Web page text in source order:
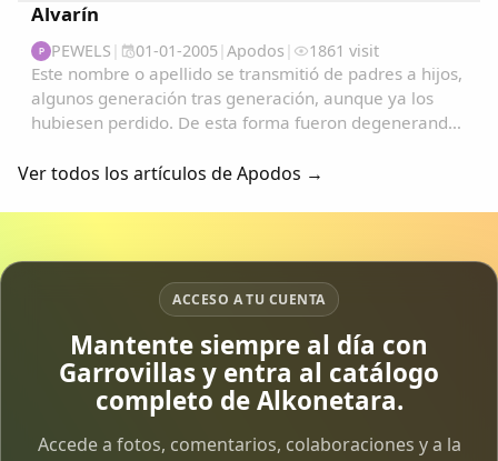
Alvarín
P PEWELS | 01-01-2005| Apodos | 1861 visit
Este nombre o apellido se transmitió de padres a hijos,
algunos generación tras generación, aunque ya los
hubiesen perdido. De esta forma fueron degenerando
Ver todos los artículos de Apodos →
ACCESO A TU CUENTA
Mantente siempre al día con
Garrovillas y entra al catálogo
completo de Alkonetara.
Accede a fotos, comentarios, colaboraciones y a la